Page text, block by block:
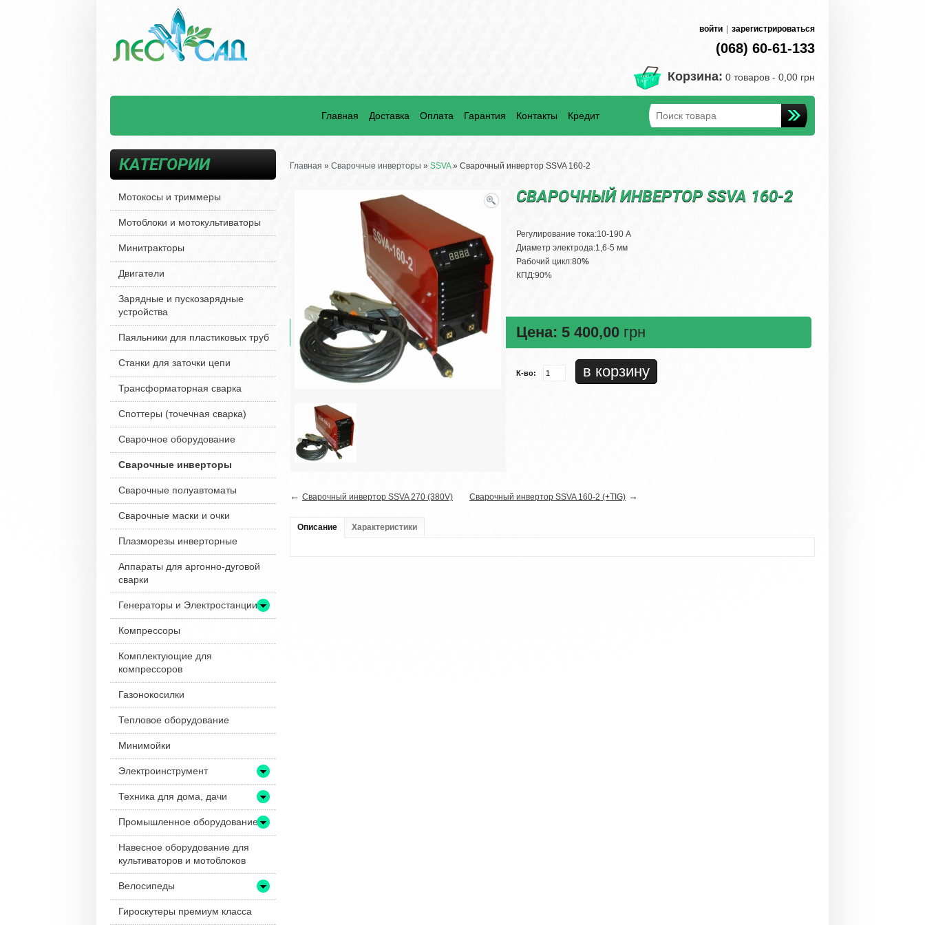
войти зарегистрироваться
(068) 60-61-133
Корзина: 0 товаров - 0,00 грн
Главная Доставка Оплата Гарантия Контакты Кредит
КАТЕГОРИИ
Мотокосы и триммеры
Мотоблоки и мотокультиваторы
Минитракторы
Двигатели
Зарядные и пускозарядные
устройства
Паяльники для пластиковых труб
Станки для заточки цепи
Трансформаторная сварка
Споттеры (точечная сварка)
Сварочное оборудование
Сварочные инверторы
Сварочные полуавтоматы
Сварочные маски и очки
Плазморезы инверторные
Аппараты для аргонно-дуговой
сварки
Генераторы и Электростанции
Компрессоры
Комплектующие для
компрессоров
Газонокосилки
Тепловое оборудование
Минимойки
Электроинструмент
Техника для дома, дачи
Промышленное оборудование
Навесное оборудование для
культиваторов и мотоблоков
Велосипеды
Гироскутеры премиум класса
Главная » Сварочные инверторы » SSVA» Сварочный инвертор SSVA 160-2
СВАРОЧНЫЙ ИНВЕРТОР SSVA 160-2
Регулирование тока:10-190 А
Диаметр электрода:1,6-5 мм
Рабочий цикл:80%
КПД:90%
Цена: 5 400,00 грн
К-во:
← Сварочный инвертор SSVA 270 (380V) Сварочный инвертор SSVA 160-2 (+TIG) →
Описание Характеристики